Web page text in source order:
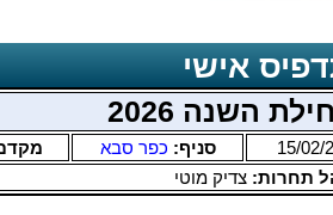
אישי
השנה 2026
15/02/ סניף: כפר סבא
תחרות:צדיק מוטי